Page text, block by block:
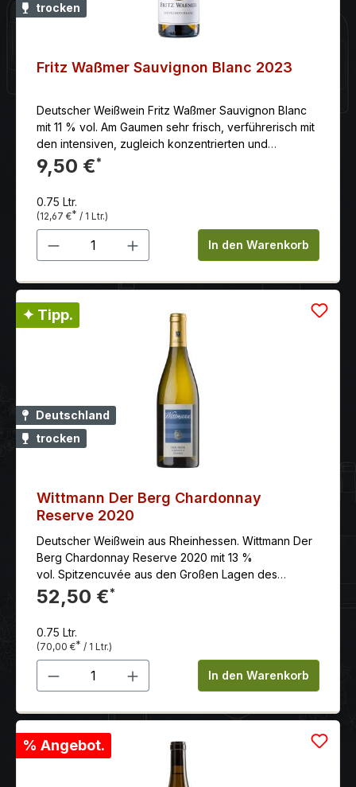
trocken
Fritz Waßmer Sauvignon Blanc 2023
Deutscher Weißwein Fritz Waßmer Sauvignon Blanc
mit 11 % vol. Am Gaumen sehr frisch, verführerisch mit
den intensiven, zugleich konzentrierten und
vielseitigen typischen Rebsorten Aromen des
Bouquets, fruchtbetont mit frischer und gut
frische verleiht.
9,50 €*
0.75 Ltr.
(12,67 €* / 1 Ltr.)
Produkt Anzahl: Gib denIn den Warenkorb
✦ Tipp.
Deutschland
trocken
Wittmann Der Berg Chardonnay
Reserve 2020
Deutscher Weißwein aus Rheinhessen. Wittmann Der
Berg Chardonnay Reserve 2020 mit 13 %
vol. Spitzencuvée aus den Großen Lagen des
Westhofener Bergs.
52,50 €*
0.75 Ltr.
(70,00 €* / 1 Ltr.)
Produkt Anzahl: Gib denIn den Warenkorb
% Angebot.